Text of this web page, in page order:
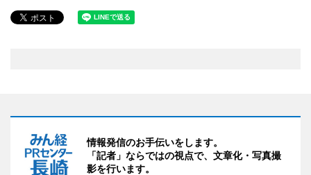
情報発信のお手伝いをします。
「記者」ならではの視点で、文章化・写真撮
影を行います。